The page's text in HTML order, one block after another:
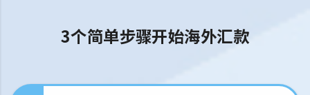
3个简单步骤开始海外汇款